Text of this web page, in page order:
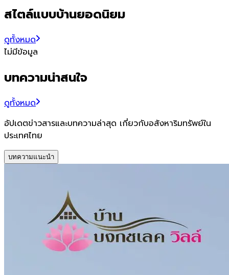
สไตล์แบบบ้านยอดนิยม
ดูทั้งหมด
ไม่มีข้อมูล
บทความน่าสนใจ
ดูทั้งหมด
อัปเดตข่าวสารและบทความล่าสุด เกี่ยวกับอสังหาริมทรัพย์ใน
ประเทศไทย
บทความแนะนำ